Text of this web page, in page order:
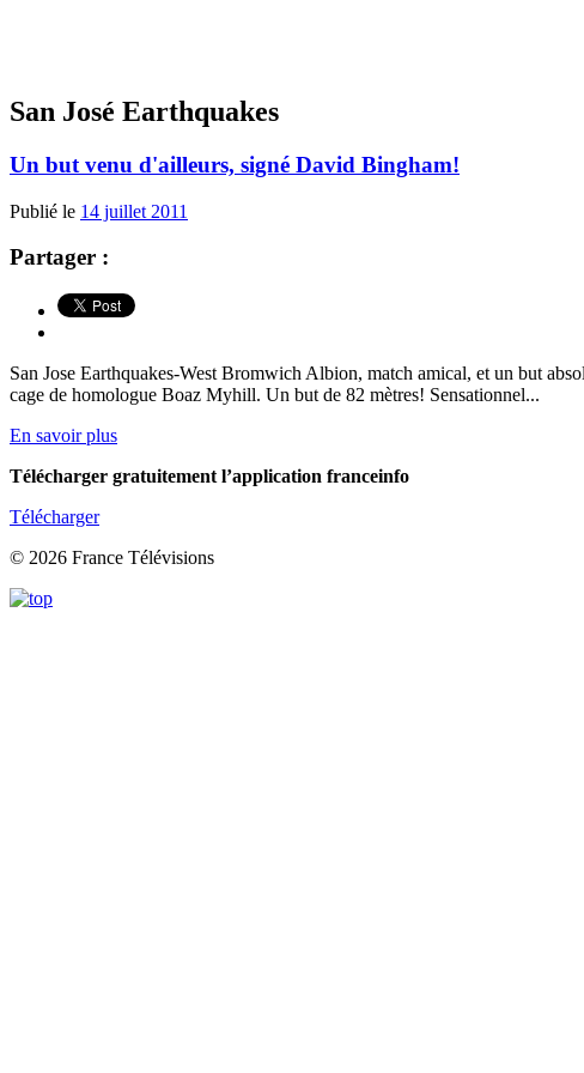
San José Earthquakes
Un but venu d'ailleurs, signé David Bingham!
Publié le 14 juillet 2011
Partager :
San Jose Earthquakes-West Bromwich Albion, match amical, et un but
cage de homologue Boaz Myhill. Un but de 82 mètres! Sensationnel...
En savoir plus
Télécharger gratuitement l’application franceinfo
Télécharger
© 2026 France Télévisions